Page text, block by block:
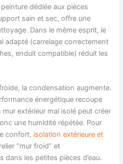
dédiée aux pièces
sain et sec, offre une
Dans le même esprit, le
adapté (carrelage correctement
enduit compatible) réduit les
la condensation augmente.
énergétique recoupe
mur extérieur mal isolé peut créer
une humidité répétée. Pour
confort, isolation extérieure et
“mur froid” et
dans les petites pièces d’eau.